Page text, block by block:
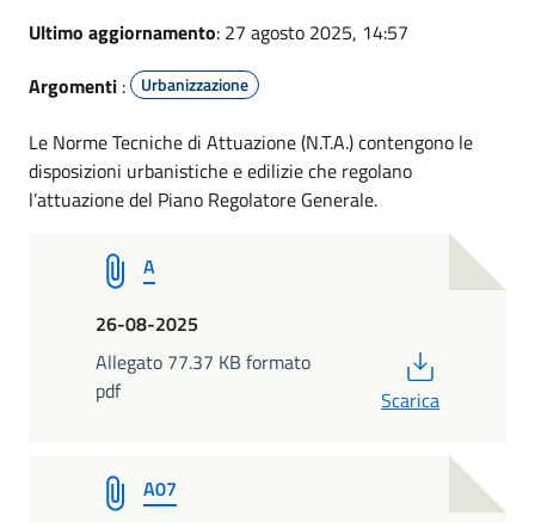
Ultimo aggiornamento: 27 agosto 2025, 14:57
Argomenti : Urbanizzazione
Le Norme Tecniche di Attuazione (N.T.A.) contengono le
disposizioni urbanistiche e edilizie che regolano
l’attuazione del Piano Regolatore Generale.
A
26-08-2025
Allegato 77.37 KB formato
pdf
Scarica
A07